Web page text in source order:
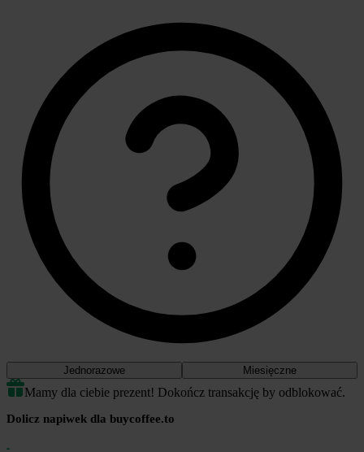
Jednorazowe Miesięczne
Mamy dla ciebie prezent! Dokończ transakcję by odblokować.
Dolicz napiwek dla buycoffee.to